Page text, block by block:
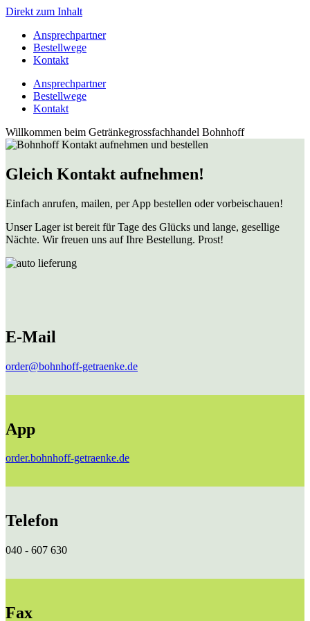
Direkt zum Inhalt
Ansprechpartner
Bestellwege
Kontakt
Ansprechpartner
Bestellwege
Kontakt
Willkommen beim Getränkegrossfachhandel Bohnhoff
Gleich Kontakt aufnehmen!
Einfach anrufen, mailen, per App bestellen oder vorbeischauen!
Unser Lager ist bereit für Tage des Glücks und lange, gesellige
Nächte. Wir freuen uns auf Ihre Bestellung. Prost!
E-Mail
order@bohnhoff-getraenke.de
App
order.bohnhoff-getraenke.de
Telefon
040 - 607 630
Fax